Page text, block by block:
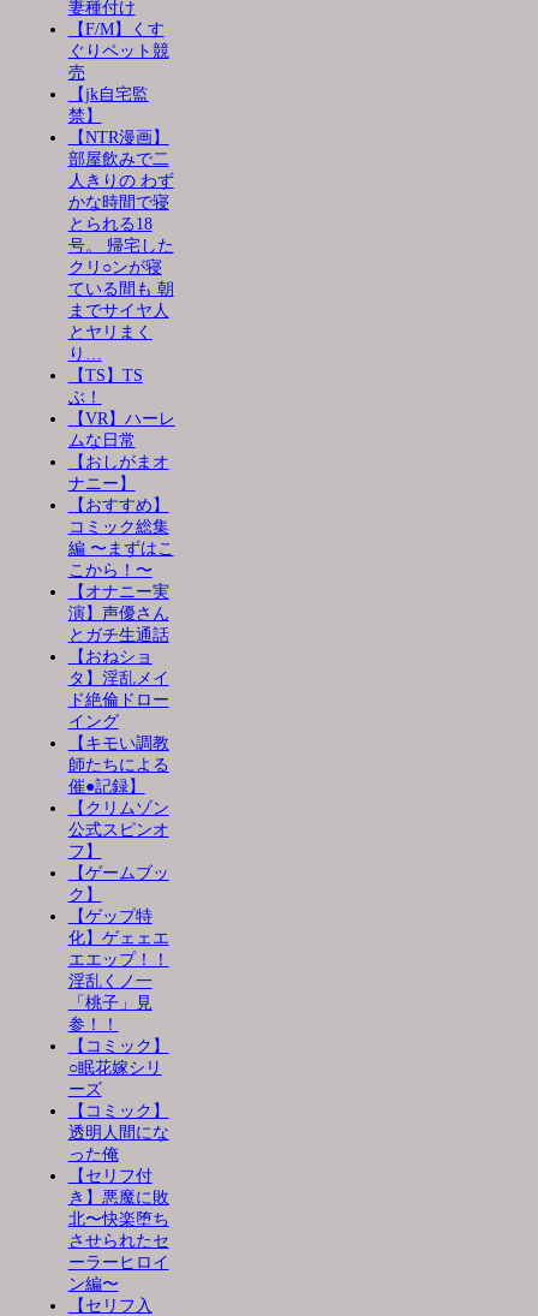
妻種付け
【F/M】くす
ぐりペット競
売
【jk自宅監
禁】
【NTR漫画】
部屋飲みで二
人きりの わず
かな時間で寝
とられる18
号。 帰宅した
クリ○ンが寝
ている間も 朝
までサイヤ人
とヤリまく
り…
【TS】TS
ぶ！
【VR】ハーレ
ムな日常
【おしがまオ
ナニー】
【おすすめ】
コミック総集
編 〜まずはこ
こから！〜
【オナニー実
演】声優さん
とガチ生通話
【おねショ
タ】淫乱メイ
ド絶倫ドロー
イング
【キモい調教
師たちによる
催●記録】
【クリムゾン
公式スピンオ
フ】
【ゲームブッ
ク】
【ゲップ特
化】ゲェェエ
エエップ！！
淫乱くノ一
「桃子」見
参！！
【コミック】
○眠花嫁シリ
ーズ
【コミック】
透明人間にな
った俺
【セリフ付
き】悪魔に敗
北〜快楽堕ち
させられたセ
ーラーヒロイ
ン編〜
【セリフ入